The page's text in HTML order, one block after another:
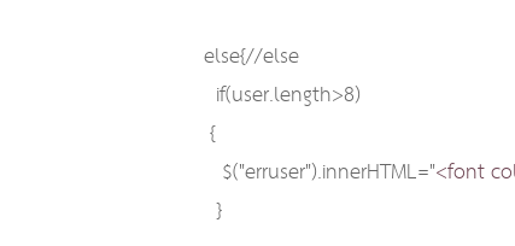
else{//else
if(user.length>8)
{
$("erruser").innerHTML="<font
}